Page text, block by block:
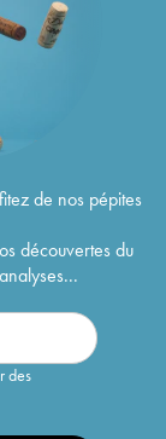
de nos pépites
découvertes du
des